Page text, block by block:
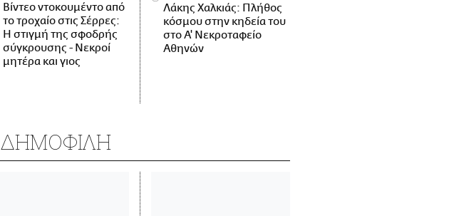
Βίντεο ντοκουμέντο από
το τροχαίο στις Σέρρες:
Η στιγμή της σφοδρής
σύγκρουσης - Νεκροί
μητέρα και γιος
Λάκης Χαλκιάς: Πλήθος
κόσμου στην κηδεία του
στο Α' Νεκροταφείο
Αθηνών
ΔΗΜΟΦΙΛΗ